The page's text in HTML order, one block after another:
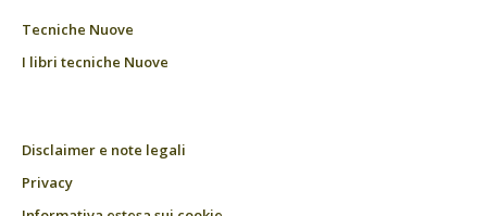
Tecniche Nuove
I libri tecniche Nuove
Disclaimer e note legali
Privacy